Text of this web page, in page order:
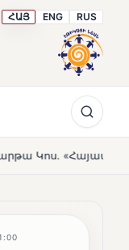
ՀԱՅ ENG RUS
ու ԵՄ-ն երբեք